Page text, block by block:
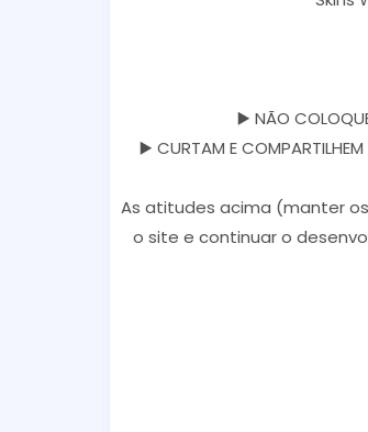
▶️ NÃO
▶️ CURTAM E COMPARTILHEM
As atitudes acima (manter
o site e continuar o